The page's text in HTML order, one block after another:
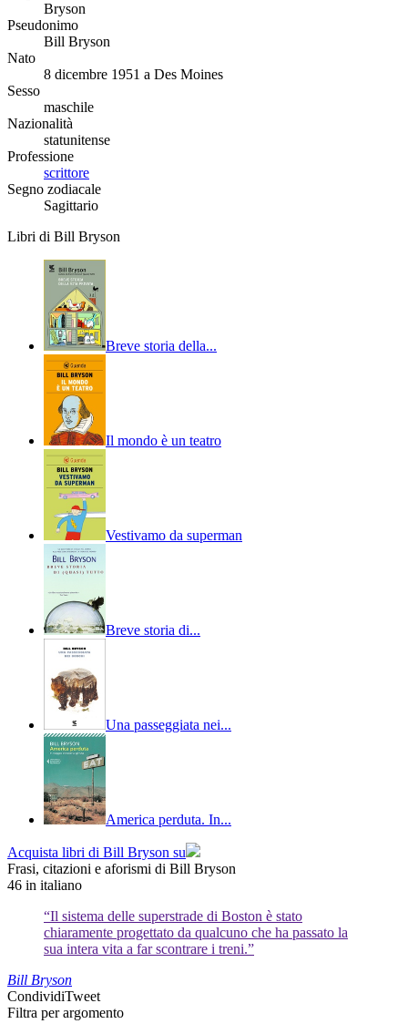
Bryson
Pseudonimo
Bill Bryson
Nato
8 dicembre 1951 a Des Moines
Sesso
maschile
Nazionalità
statunitense
Professione
scrittore
Segno zodiacale
Sagittario
Libri di Bill Bryson
Breve storia della...
Il mondo è un teatro
Vestivamo da superman
Breve storia di...
Una passeggiata nei...
America perduta. In...
Acquista libri di Bill Bryson su
Frasi, citazioni e aforismi di Bill Bryson
46 in italiano
“Il sistema delle superstrade di Boston è stato
chiaramente progettato da qualcuno che ha passato la
sua intera vita a far scontrare i treni.”
Bill Bryson
CondividiTweet
Filtra per argomento